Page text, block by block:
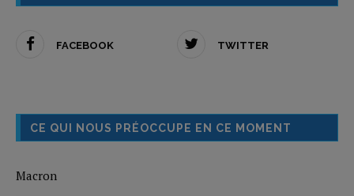
FACEBOOK TWITTER
CE QUI NOUS PRÉOCCUPE EN CE MOMENT
Macron